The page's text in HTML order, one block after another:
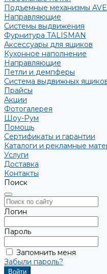
Подъемные механизмы
Направляющие
Системы выдвижения
Фурнитура TALISMAN
Аксессуары для ящиков
Кухонное наполнение
Направляющие
Петли и демпферы
Система выдвижных
Прайсы
Акции
Фотогалерея
Шоу-Рум
Помощь
Сертификаты и гарантии
Каталоги и рекламные
Услуги
Доставка
Контакты
Поиск
Логин
Пароль
Запомнить меня
Забыли пароль?